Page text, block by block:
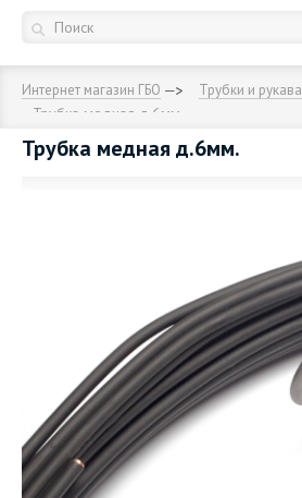
Интернет магазин ГБО Трубки и рукава
Трубка медная д.6мм.
Трубка медная д.6мм.